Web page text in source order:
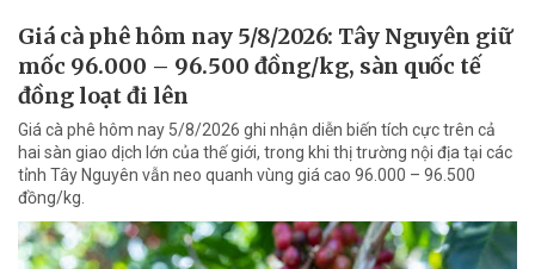
Giá cà phê hôm nay 5/8/2026: Tây Nguyên giữ
mốc 96.000 – 96.500 đồng/kg, sàn quốc tế
đồng loạt đi lên
Giá cà phê hôm nay 5/8/2026 ghi nhận diễn biến tích cực trên cả
hai sàn giao dịch lớn của thế giới, trong khi thị trường nội địa tại các
tỉnh Tây Nguyên vẫn neo quanh vùng giá cao 96.000 – 96.500
đồng/kg.